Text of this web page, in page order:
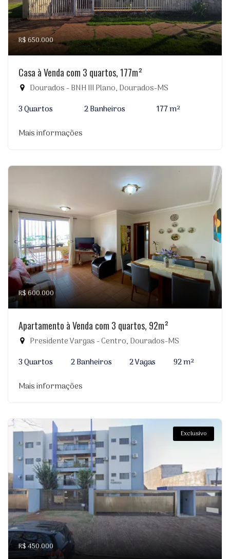
R$ 650.000
Casa à Venda com 3 quartos, 177m²
Dourados - BNH III Plano, Dourados-MS
3 Quartos
2 Banheiros
177 m²
Mais informações
R$ 600.000
Apartamento à Venda com 3 quartos, 92m²
Presidente Vargas - Centro, Dourados-MS
3 Quartos
2 Banheiros 2 Vagas
92 m²
Mais informações
Exclusivo
R$ 450.000